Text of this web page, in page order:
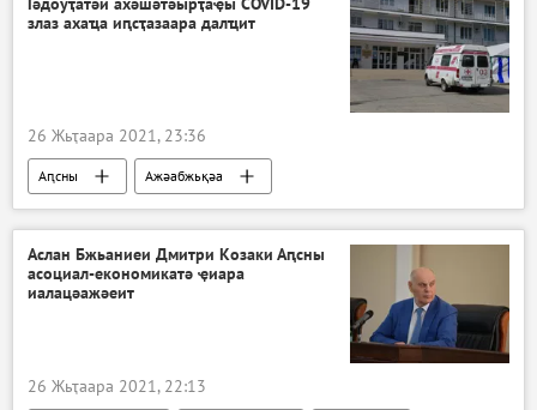
злаз ахаҵа иԥсҭазаара далҵит
26 Жьҭаара 2021, 23:36
Аԥсны
Ажәабжьқәа
Акоронавирус адунеи аҿы
Аԥсны
Аслан Бжьаниеи Дмитри Козаки Аԥсны
асоциал-економикатә ҿиара
иалацәажәеит
26 Жьҭаара 2021, 22:13